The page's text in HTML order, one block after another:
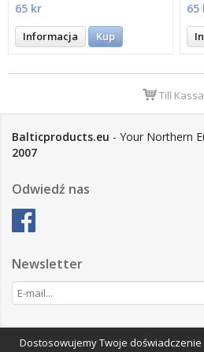
65 kr
Informacja Kup
65
Till
Balticproducts.eu - Your Northern
2007
Odwiedź nas
Newsletter
Dostosowujemy Twoje doświadczenie